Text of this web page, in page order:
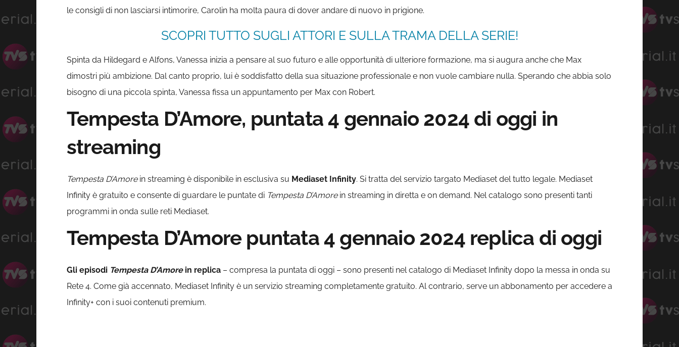
le consigli di non lasciarsi intimorire, Carolin ha molta paura di dover andare di nuovo in prigione.
SCOPRI TUTTO SUGLI ATTORI E SULLA TRAMA DELLA SERIE!
Spinta da Hildegard e Alfons, Vanessa inizia a pensare al suo futuro e alle opportunità di ulteriore formazione, ma si augura anche che Max
dimostri più ambizione. Dal canto proprio, lui è soddisfatto della sua situazione professionale e non vuole cambiare nulla. Sperando che abbia solo
bisogno di una piccola spinta, Vanessa fissa un appuntamento per Max con Robert.
Tempesta D’Amore, puntata 4 gennaio 2024 di oggi in
streaming
Tempesta D’Amorein streaming è disponibile in esclusiva su Mediaset Infinity. Si tratta del servizio targato Mediaset del tutto legale. Mediaset
Infinity è gratuito e consente di guardare le puntate di Tempesta D’Amore in streaming in diretta e on demand. Nel catalogo sono presenti tanti
programmi in onda sulle reti Mediaset.
Tempesta D’Amore puntata 4 gennaio 2024 replica di oggi
Gli episodi Tempesta D’Amorein replica – compresa la puntata di oggi – sono presenti nel catalogo di Mediaset Infinity dopo la messa in onda su
Rete 4. Come già accennato, Mediaset Infinity è un servizio streaming completamente gratuito. Al contrario, serve un abbonamento per accedere a
Infinity+ con i suoi contenuti premium.